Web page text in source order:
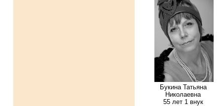
Букина Татьяна
Николаевна
55 лет 1 внук